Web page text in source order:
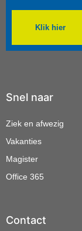
Klik hier
Snel naar
Ziek en afwezig
Vakanties
Magister
Office 365
Contact